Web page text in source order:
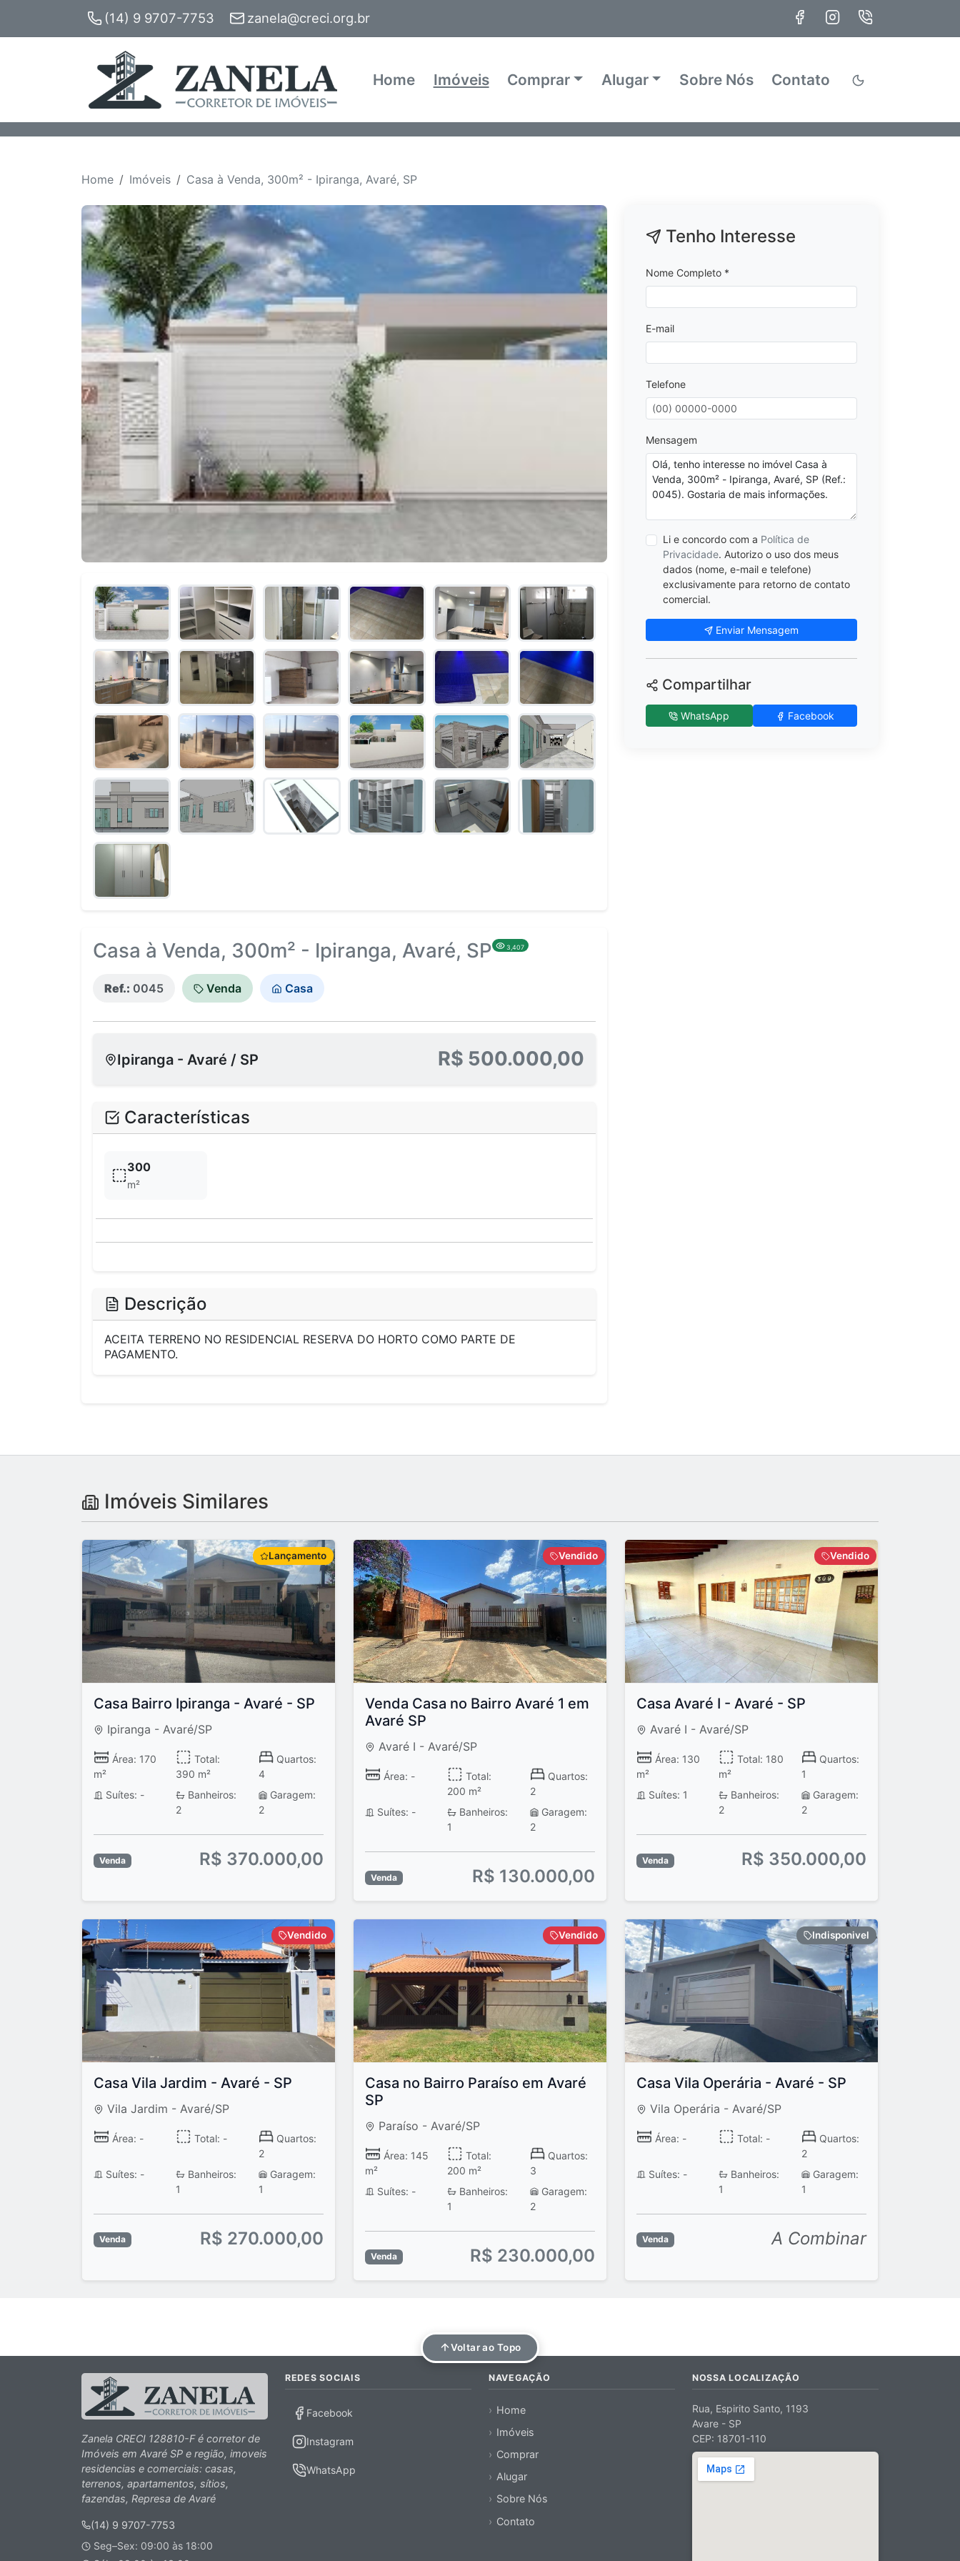
(14) 9 9707-7753 zanela@creci.org.br
Home Imóveis Comprar Alugar Sobre Nós Contato
Home Imóveis Casa à Venda, 300m² - Ipiranga, Avaré, SP
Casa à Venda, 300m² - Ipiranga, Avaré, SP 3,407
Ref.: 0045 Venda Casa
Ipiranga - Avaré / SP R$ 500.000,00
Características
300
m²
Descrição
ACEITA TERRENO NO RESIDENCIAL RESERVA DO HORTO COMO PARTE DE
PAGAMENTO.
Tenho Interesse
Nome Completo *
E-mail
Telefone
Mensagem
Li e concordo com a Política de
Privacidade. Autorizo o uso dos meus
dados (nome, e-mail e telefone)
exclusivamente para retorno de contato
comercial.
Enviar Mensagem
Compartilhar
WhatsApp Facebook
Imóveis Similares
Lançamento
Casa Bairro Ipiranga - Avaré - SP
Ipiranga - Avaré/SP
Área: 170
m²
Total:
390 m²
Quartos:
4
Suítes: -
Banheiros:
2
Garagem:
2
Venda R$ 370.000,00
Vendido
Venda Casa no Bairro Avaré 1 em
Avaré SP
Avaré I - Avaré/SP
Área: -
Total:
200 m²
Quartos:
2
Suítes: -
Banheiros:
1
Garagem:
2
Venda R$ 130.000,00
Vendido
Casa Avaré I - Avaré - SP
Avaré I - Avaré/SP
Área: 130
m²
Total: 180
m²
Quartos:
1
Suítes: 1
Banheiros:
2
Garagem:
2
Venda R$ 350.000,00
Vendido
Casa Vila Jardim - Avaré - SP
Vila Jardim - Avaré/SP
Área: - Total: -
Quartos:
2
Suítes: -
Banheiros:
1
Garagem:
1
Venda R$ 270.000,00
Vendido
Casa no Bairro Paraíso em Avaré
SP
Paraíso - Avaré/SP
Área: 145
m²
Total:
200 m²
Quartos:
3
Suítes: -
Banheiros:
1
Garagem:
2
Venda R$ 230.000,00
Indisponivel
Casa Vila Operária - Avaré - SP
Vila Operária - Avaré/SP
Área: - Total: -
Quartos:
2
Suítes: -
Banheiros:
1
Garagem:
1
Venda A Combinar
Voltar ao Topo
Zanela CRECI 128810-F é corretor de
Imóveis em Avaré SP e região, imoveis
residencias e comerciais: casas,
terrenos, apartamentos, sítios,
fazendas, Represa de Avaré
(14) 9 9707-7753
Seg–Sex: 09:00 às 18:00
REDES SOCIAIS
Facebook
Instagram
WhatsApp
NAVEGAÇÃO
Home
Imóveis
Comprar
Alugar
Sobre Nós
Contato
NOSSA LOCALIZAÇÃO
Rua, Espirito Santo, 1193
Avare - SP
CEP: 18701-110